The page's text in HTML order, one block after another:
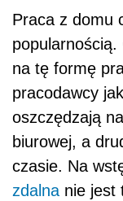
Praca z domu
na tę formę
pracodawcy
oszczędzają
biurowej, a
czasie. Na
zdalna nie jest